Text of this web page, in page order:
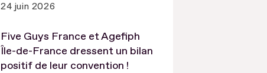
24 juin 2026
Five Guys France et Agefiph
Île-de-France dressent un bilan
positif de leur convention !